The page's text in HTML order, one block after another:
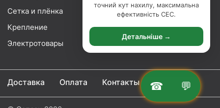
☎ 💬
точний кут нахилу, максимальна
ефективність СЕС.
Детальніше →
Сетка и плёнка
Крепление
Электротовары
Доставка Оплата Контакты